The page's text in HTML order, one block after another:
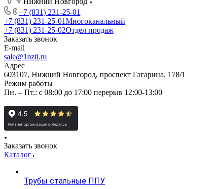
+7 (831) 231-25-01
+7 (831) 231-25-01Многоканальный
+7 (831) 231-25-02Отдел продаж
Заказать звонок
E-mail
sale@1nzti.ru
Адрес
603107, Нижний Новгород, проспект Гагарина, 178/1
Режим работы
Пн. – Пт.: с 08:00 до 17:00 перерыв 12:00-13:00
Заказать звонок
Каталог
Трубы стальные ППУ